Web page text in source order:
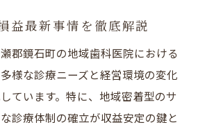
益最新事情を徹底解説
郡鏡石町の地域歯科医院における
様な診療ニーズと経営環境の変化
ています。特に、地域密着型のサ
診療体制の確立が収益安定の鍵と